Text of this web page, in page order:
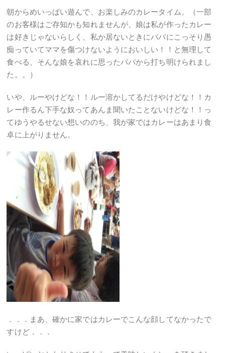
朝からめいっぱい遊んで、お楽しみのカレータイム。（一部
のお客様はご存知かも知れませんが、娘は私が作ったカレー
は好きじゃないらしく、私か居ないときにパパにこっそり愚
痴っていてママを傷つけないようにおいしい！！と無理して
食べる、そんな娘を哀れに思ったパパから打ち明けられまし
た。。）
いや、ルーやけどな！！ルー溶かしてるだけやけどな！！カ
レー作るん下手な奴ってあんま聞いたことないけどな！！っ
てゆうやるせない想いののち、我が家ではカレーはあまり食
卓に上がりません。
．．．まあ、確かに家ではカレーでこんな顔してなかったで
すけど．．．